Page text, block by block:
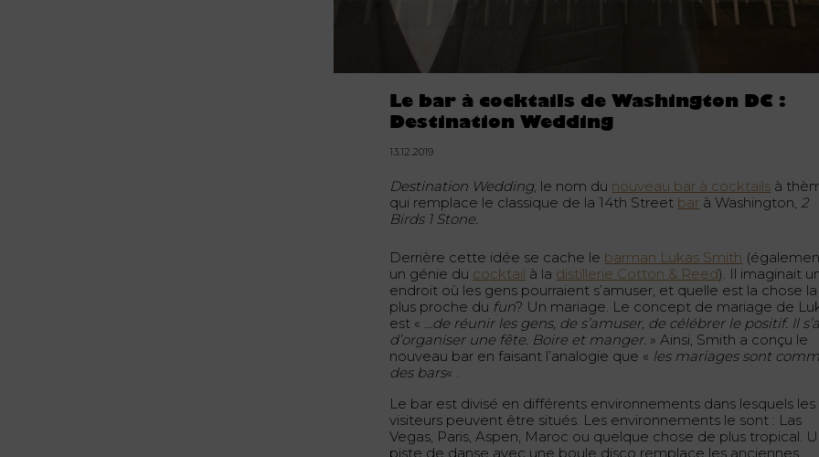
Le bar à cocktails de Washington DC :
Destination Wedding
13.12.2019
Destination Wedding, le nom du nouveau bar à cocktails à
qui remplace le classique de la 14th Street bar à Washington, 2
Birds 1 Stone.
Derrière cette idée se cache le barman Lukas Smith
un génie du cocktail à la distillerie Cotton & Reed). Il imaginait
endroit où les gens pourraient s’amuser, et quelle est la chose la
plus proche du fun? Un mariage. Le concept de mariage de
est « …de réunir les gens, de s’amuser, de célébrer le positif. Il
d’organiser une fête. Boire et manger. » Ainsi, Smith a conçu le
nouveau bar en faisant l’analogie que « les mariages sont
des bars« .
Le bar est divisé en différents environnements dans lesquels les
visiteurs peuvent être situés. Les environnements le sont : Las
Vegas, Paris, Aspen, Maroc ou quelque chose de plus tropical.
piste de danse avec une boule disco remplace les anciennes